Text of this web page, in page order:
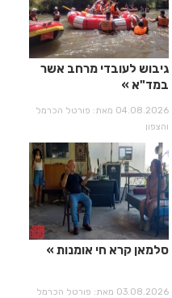
גיבוש לעובדי מרחב אשר
במד"א
04.08.2026 מאת: פורטל הכרמל
והצפון
סלמאן קרא חי אומנות
03.08.2026 מאת: פורטל הכרמל